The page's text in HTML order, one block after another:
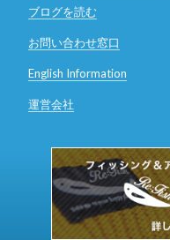
ブログを読む
お問い合わせ窓口
English Information
運営会社